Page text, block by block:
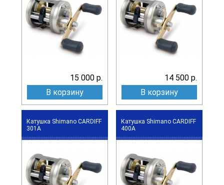
15 000 р.
В корзину
14 500 р.
В корзину
Катушка Shimano CARDIFF
301A
Катушка Shimano CARDIFF
400A